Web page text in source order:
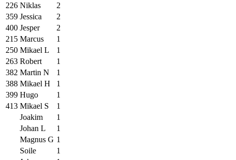
226 Niklas
2
359 Jessica
2
400 Jesper
2
215 Marcus
1
250 Mikael L
1
263 Robert
1
382 Martin N
1
388 Mikael H
1
399 Hugo
1
413 Mikael S
1
Joakim
1
Johan L
1
Magnus G 1
Soile
1